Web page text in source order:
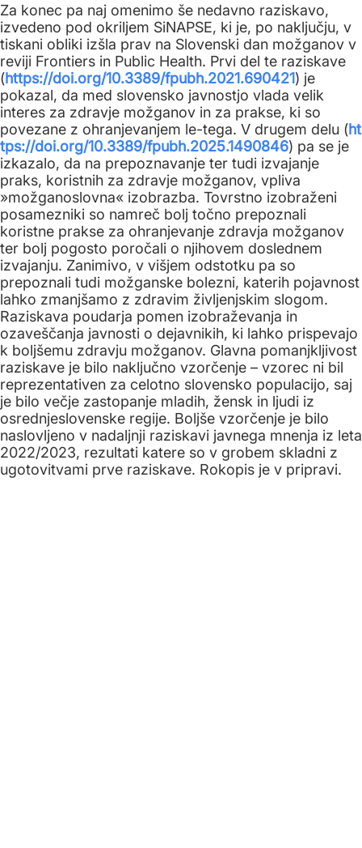
Za konec pa naj omenimo še nedavno raziskavo,
izvedeno pod okriljem SiNAPSE, ki je, po naključju, v
tiskani obliki izšla prav na Slovenski dan možganov v
reviji Frontiers in Public Health. Prvi del te raziskave
(https://doi.org/10.3389/fpubh.2021.690421) je
pokazal, da med slovensko javnostjo vlada velik
interes za zdravje možganov in za prakse, ki so
povezane z ohranjevanjem le-tega. V drugem delu (ht
tps://doi.org/10.3389/fpubh.2025.1490846) pa se je
izkazalo, da na prepoznavanje ter tudi izvajanje
praks, koristnih za zdravje možganov, vpliva
»možganoslovna« izobrazba. Tovrstno izobraženi
posamezniki so namreč bolj točno prepoznali
koristne prakse za ohranjevanje zdravja možganov
ter bolj pogosto poročali o njihovem doslednem
izvajanju. Zanimivo, v višjem odstotku pa so
prepoznali tudi možganske bolezni, katerih pojavnost
lahko zmanjšamo z zdravim življenjskim slogom.
Raziskava poudarja pomen izobraževanja in
ozaveščanja javnosti o dejavnikih, ki lahko prispevajo
k boljšemu zdravju možganov. Glavna pomanjkljivost
raziskave je bilo naključno vzorčenje – vzorec ni bil
reprezentativen za celotno slovensko populacijo, saj
je bilo večje zastopanje mladih, žensk in ljudi iz
osrednjeslovenske regije. Boljše vzorčenje je bilo
naslovljeno v nadaljnji raziskavi javnega mnenja iz leta
2022/2023, rezultati katere so v grobem skladni z
ugotovitvami prve raziskave. Rokopis je v pripravi.